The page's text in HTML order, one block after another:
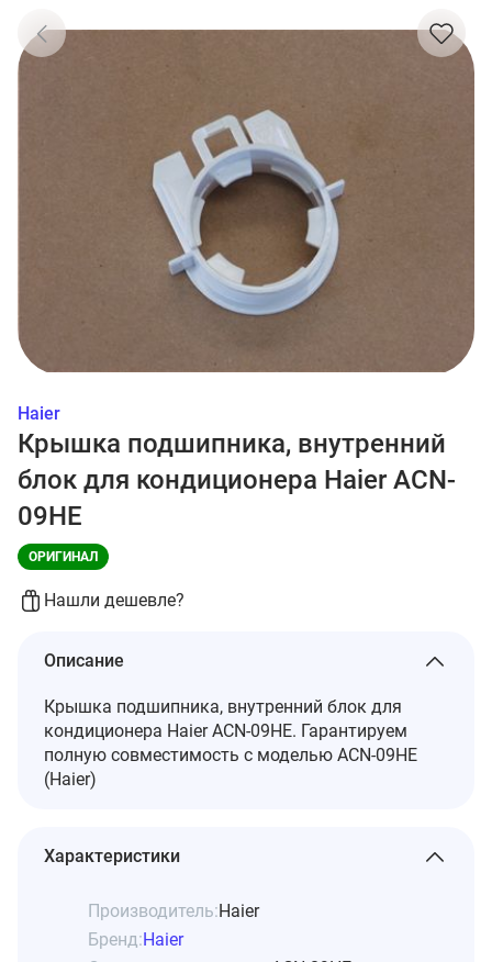
Haier
Крышка подшипника, внутренний
блок для кондиционера Haier ACN-
09HE
ОРИГИНАЛ
Нашли дешевле?
Описание
Крышка подшипника, внутренний блок для
кондиционера Haier ACN-09HE. Гарантируем
полную совместимость с моделью ACN-09HE
(Haier)
Характеристики
Производитель:Haier
Бренд:Haier